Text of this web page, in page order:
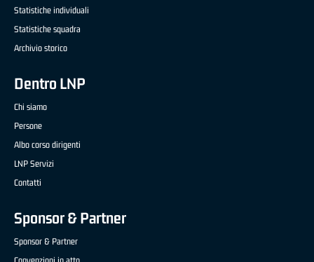
Statistiche individuali
Statistiche squadra
Archivio storico
Dentro LNP
Chi siamo
Persone
Albo corso dirigenti
LNP Servizi
Contatti
Sponsor & Partner
Sponsor & Partner